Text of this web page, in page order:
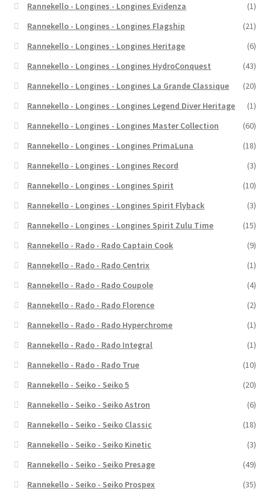
Rannekello - Longines - Longines Evidenza
(1)
Rannekello - Longines - Longines Flagship
(21)
Rannekello - Longines - Longines Heritage
(6)
Rannekello - Longines - Longines HydroConquest
(43)
Rannekello - Longines - Longines La Grande Classique
(20)
Rannekello - Longines - Longines Legend Diver Heritage
(1)
Rannekello - Longines - Longines Master Collection
(60)
Rannekello - Longines - Longines PrimaLuna
(18)
Rannekello - Longines - Longines Record
(3)
Rannekello - Longines - Longines Spirit
(10)
Rannekello - Longines - Longines Spirit Flyback
(3)
Rannekello - Longines - Longines Spirit Zulu Time
(15)
Rannekello - Rado - Rado Captain Cook
(9)
Rannekello - Rado - Rado Centrix
(1)
Rannekello - Rado - Rado Coupole
(4)
Rannekello - Rado - Rado Florence
(2)
Rannekello - Rado - Rado Hyperchrome
(1)
Rannekello - Rado - Rado Integral
(1)
Rannekello - Rado - Rado True
(10)
Rannekello - Seiko - Seiko 5
(20)
Rannekello - Seiko - Seiko Astron
(6)
Rannekello - Seiko - Seiko Classic
(18)
Rannekello - Seiko - Seiko Kinetic
(3)
Rannekello - Seiko - Seiko Presage
(49)
Rannekello - Seiko - Seiko Prospex
(35)